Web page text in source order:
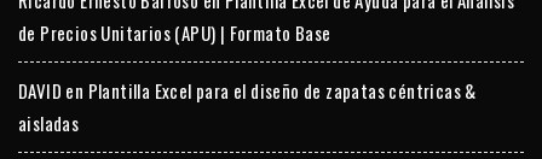
de Precios Unitarios (APU) | Formato Base
DAVID en Plantilla Excel para el diseño de zapatas céntricas &
aisladas